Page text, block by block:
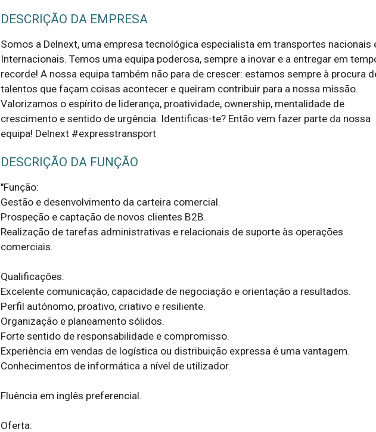
DESCRIÇÃO DA EMPRESA
Somos a Delnext, uma empresa tecnológica especialista em transportes nacionais
Internacionais. Temos uma equipa poderosa, sempre a inovar e a entregar em
recorde! A nossa equipa também não para de crescer: estamos sempre à procura
talentos que façam coisas acontecer e queiram contribuir para a nossa missão.
Valorizamos o espírito de liderança, proatividade, ownership, mentalidade de
crescimento e sentido de urgência. Identificas-te? Então vem fazer parte da nossa
equipa! Delnext #expresstransport
DESCRIÇÃO DA FUNÇÃO
"Função:
Gestão e desenvolvimento da carteira comercial.
Prospeção e captação de novos clientes B2B.
Realização de tarefas administrativas e relacionais de suporte às operações
comerciais.
Qualificações:
Excelente comunicação, capacidade de negociação e orientação a resultados.
Perfil autónomo, proativo, criativo e resiliente.
Organização e planeamento sólidos.
Forte sentido de responsabilidade e compromisso.
Experiência em vendas de logística ou distribuição expressa é uma vantagem.
Conhecimentos de informática a nível de utilizador.
Fluência em inglês preferencial.
Oferta: